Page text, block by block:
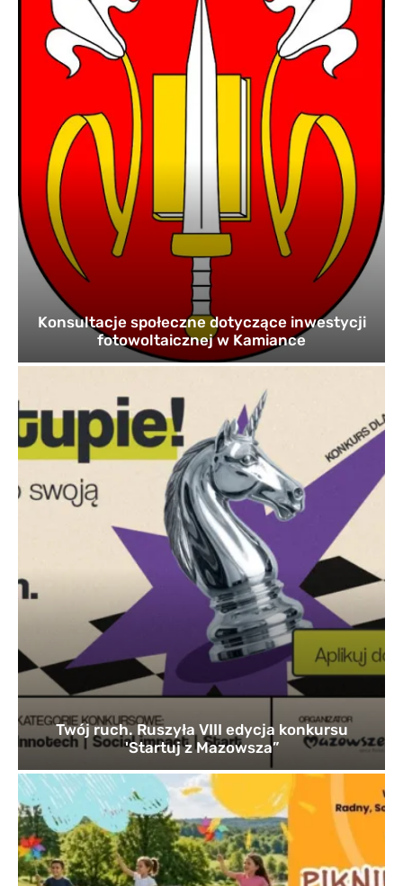
Konsultacje społeczne dotyczące inwestycji
fotowoltaicznej w Kamiance
Twój ruch. Ruszyła VIII edycja konkursu
'Startuj z Mazowsza”